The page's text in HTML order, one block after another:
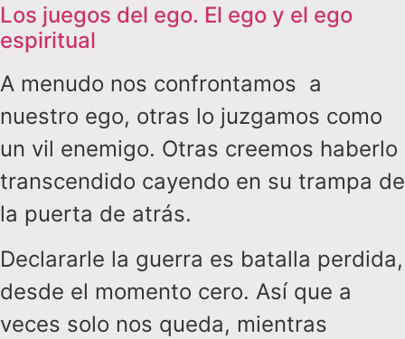
Los juegos del ego. El ego y el ego
espiritual
A menudo nos confrontamos a
nuestro ego, otras lo juzgamos como
un vil enemigo. Otras creemos haberlo
transcendido cayendo en su trampa de
la puerta de atrás.
Declararle la guerra es batalla perdida,
desde el momento cero. Así que a
veces solo nos queda, mientras